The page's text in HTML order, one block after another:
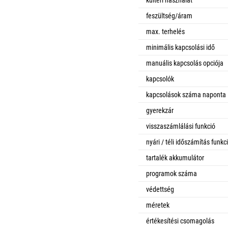
feszültség/áram
max. terhelés
minimális kapcsolási idő
manuális kapcsolás opciója
kapcsolók
kapcsolások száma naponta
gyerekzár
visszaszámlálási funkció
nyári / téli időszámítás
tartalék akkumulátor
programok száma
védettség
méretek
értékesítési csomagolás